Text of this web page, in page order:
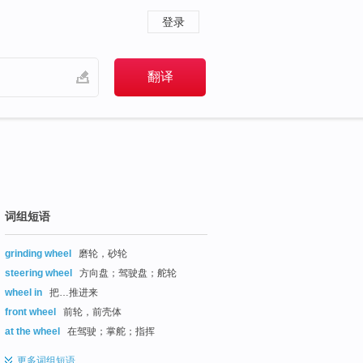
登录
词组短语
grinding wheel
磨轮，砂轮
steering wheel
方向盘；驾驶盘；舵轮
wheel in
把…推进来
front wheel
前轮，前壳体
at the wheel
在驾驶；掌舵；指挥
更多词组短语